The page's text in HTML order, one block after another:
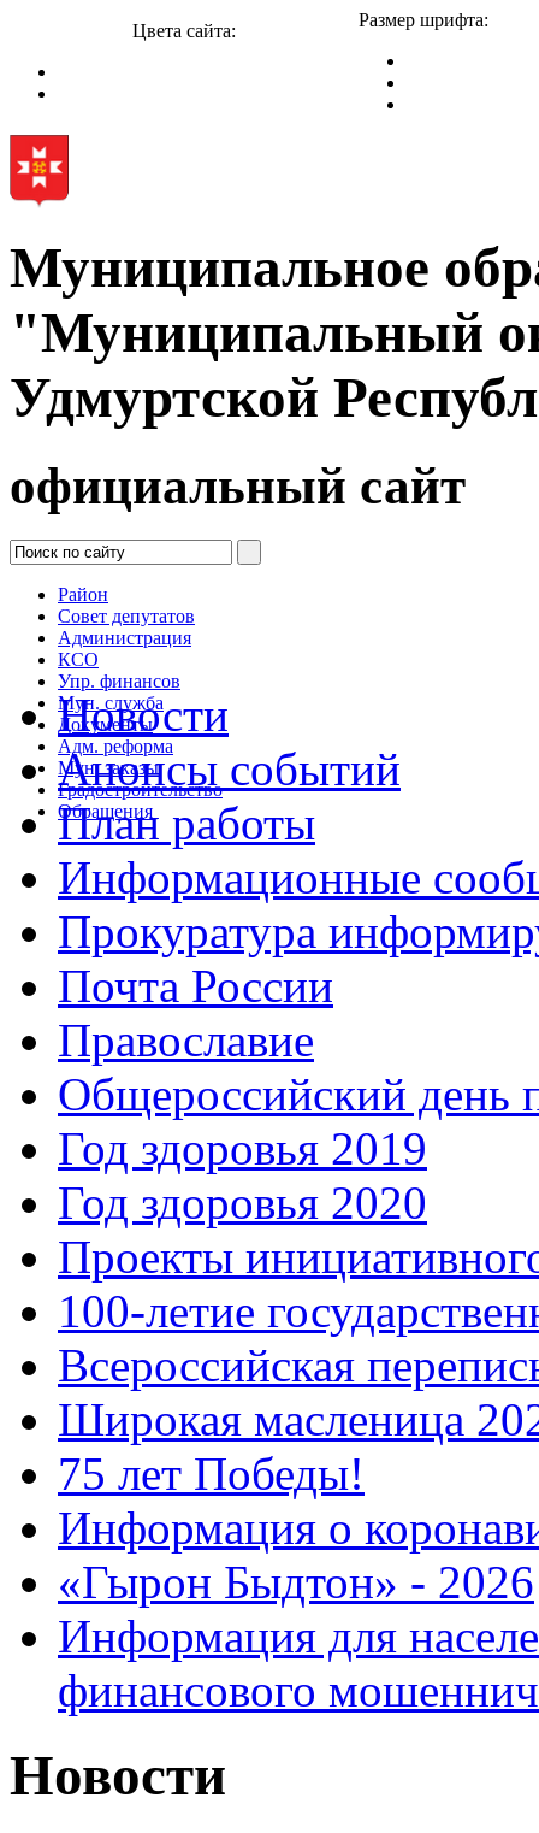
Цвета сайта:
Размер шрифта:
Муниципальное
"Муниципальный
Удмуртской
официальный сайт
Район
Совет депутатов
Администрация
КСО
Упр. финансов
Мун. служба
Документы
Адм. реформа
Мун. заказы
Градостроительство
Обращения
Новости
Анонсы событий
План работы
Информационные
Прокуратура
Почта России
Православие
Общероссийский день
Год здоровья 2019
Год здоровья 2020
Проекты
100-летие
Всероссийская
Широкая масленица
75 лет Победы!
Информация о
«Гырон Быдтон» - 2026
Информация для
финансового
Новости